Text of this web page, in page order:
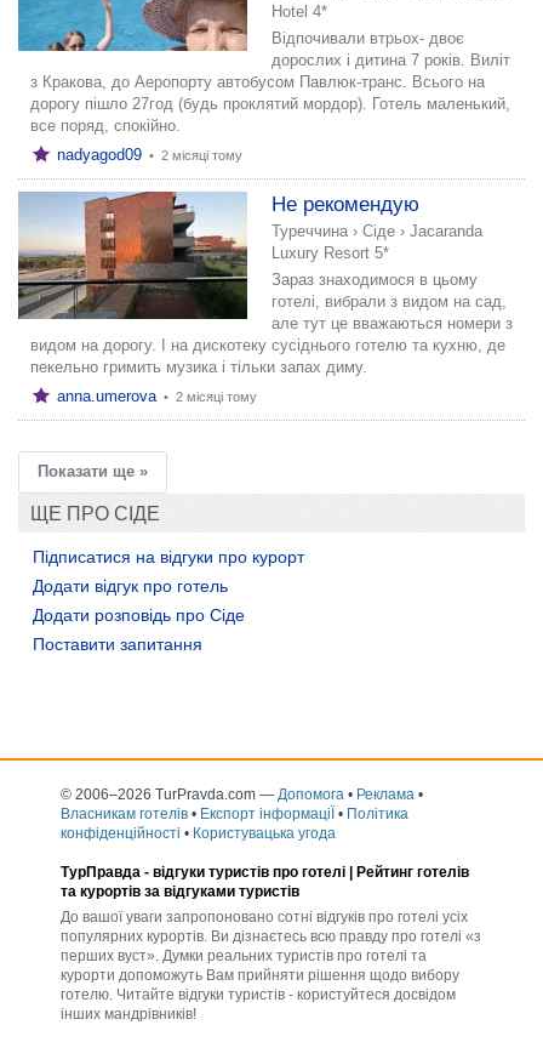
Hotel 4*
Відпочивали втрьох- двоє
дорослих і дитина 7 років. Виліт
з Кракова, до Аеропорту автобусом Павлюк-транс. Всього на
дорогу пішло 27год (будь проклятий мордор). Готель маленький,
все поряд, спокійно.
nadyagod09 • 2 місяці тому
Не рекомендую
Туреччина › Сіде › Jacaranda
Luxury Resort 5*
Зараз знаходимося в цьому
готелі, вибрали з видом на сад,
але тут це вважаються номери з
видом на дорогу. І на дискотеку сусіднього готелю та кухню, де
пекельно гримить музика і тільки запах диму.
anna.umerova • 2 місяці тому
Показати ще »
ЩЕ ПРО СІДЕ
Підписатися на відгуки про курорт
Додати відгук про готель
Додати розповідь про Сіде
Поставити запитання
© 2006–2026 TurPravda.com — Допомога • Реклама •
Власникам готелів • Експорт інформаціЇ • Політика
конфіденційності • Користувацька угода
ТурПравда - відгуки туристів про готелі | Рейтинг готелів
та курортів за відгуками туристів
До вашої уваги запропоновано сотні відгуків про готелі усіх
популярних курортів. Ви дізнаєтесь всю правду про готелі «з
перших вуст». Думки реальних туристів про готелі та
курорти допоможуть Вам прийняти рішення щодо вибору
готелю. Читайте відгуки туристів - користуйтеся досвідом
інших мандрівників!